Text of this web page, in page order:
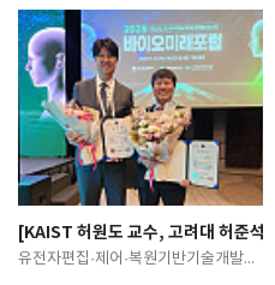
[KAIST 허원도 교수, 고려대 허준석
유전자편집·제어·복원기반기술개발사업에서 과제를 수행 중인KAIST의 허원도 교수님,고려대학…